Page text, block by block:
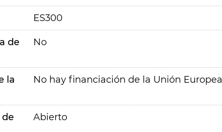
ES300
de
No
la
No hay financiación de la Unión Europea
de
Abierto